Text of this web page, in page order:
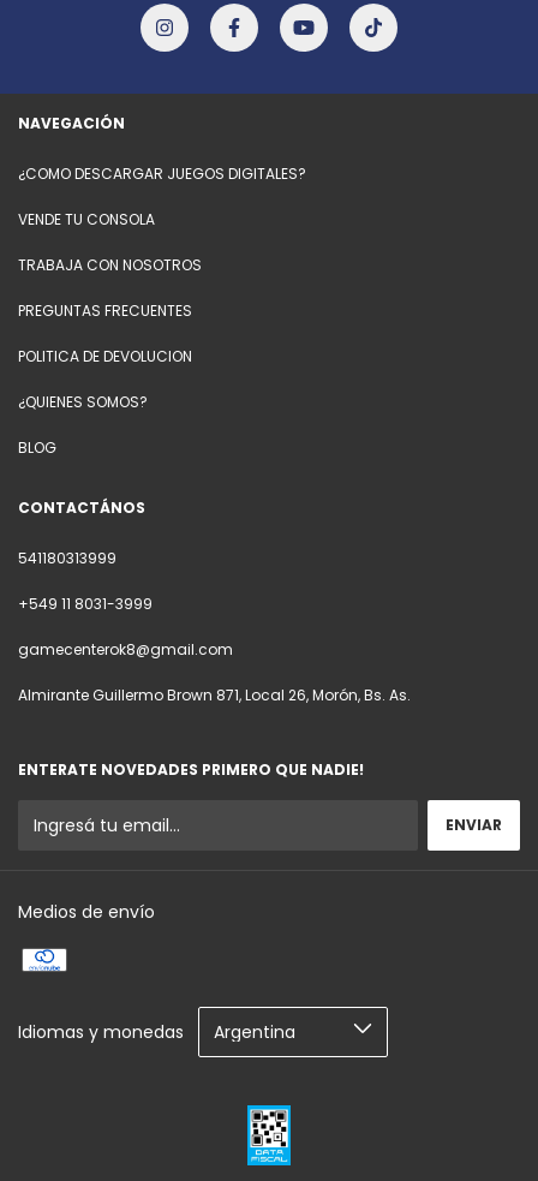
NAVEGACIÓN
¿COMO DESCARGAR JUEGOS DIGITALES?
VENDE TU CONSOLA
TRABAJA CON NOSOTROS
PREGUNTAS FRECUENTES
POLITICA DE DEVOLUCION
¿QUIENES SOMOS?
BLOG
CONTACTÁNOS
541180313999
+549 11 8031-3999
gamecenterok8@gmail.com
Almirante Guillermo Brown 871, Local 26, Morón, Bs. As.
ENTERATE NOVEDADES PRIMERO QUE NADIE!
Medios de envío
Idiomas y monedas